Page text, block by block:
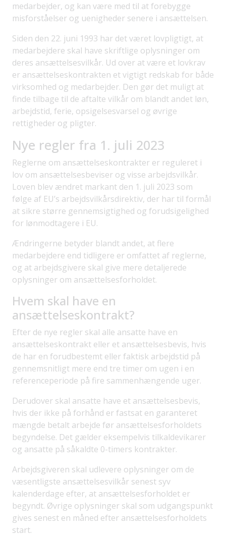
medarbejder, og kan være med til at forebygge
misforståelser og uenigheder senere i ansættelsen.
Siden den 22. juni 1993 har det været lovpligtigt, at
medarbejdere skal have skriftlige oplysninger om
deres ansættelsesvilkår. Ud over at være et lovkrav
er ansættelseskontrakten et vigtigt redskab for både
virksomhed og medarbejder. Den gør det muligt at
finde tilbage til de aftalte vilkår om blandt andet løn,
arbejdstid, ferie, opsigelsesvarsel og øvrige
rettigheder og pligter.
Nye regler fra 1. juli 2023
Reglerne om ansættelseskontrakter er reguleret i
lov om ansættelsesbeviser og visse arbejdsvilkår.
Loven blev ændret markant den 1. juli 2023 som
følge af EU’s arbejdsvilkårsdirektiv, der har til formål
at sikre større gennemsigtighed og forudsigelighed
for lønmodtagere i EU.
Ændringerne betyder blandt andet, at flere
medarbejdere end tidligere er omfattet af reglerne,
og at arbejdsgivere skal give mere detaljerede
oplysninger om ansættelsesforholdet.
Hvem skal have en
ansættelseskontrakt?
Efter de nye regler skal alle ansatte have en
ansættelseskontrakt eller et ansættelsesbevis, hvis
de har en forudbestemt eller faktisk arbejdstid på
gennemsnitligt mere end tre timer om ugen i en
referenceperiode på fire sammenhængende uger.
Derudover skal ansatte have et ansættelsesbevis,
hvis der ikke på forhånd er fastsat en garanteret
mængde betalt arbejde før ansættelsesforholdets
begyndelse. Det gælder eksempelvis tilkaldevikarer
og ansatte på såkaldte 0-timers kontrakter.
Arbejdsgiveren skal udlevere oplysninger om de
væsentligste ansættelsesvilkår senest syv
kalenderdage efter, at ansættelsesforholdet er
begyndt. Øvrige oplysninger skal som udgangspunkt
gives senest en måned efter ansættelsesforholdets
start.